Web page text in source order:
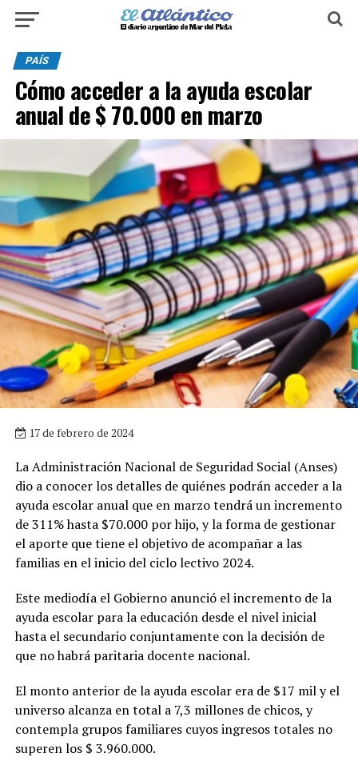
PAÍS
Cómo acceder a la ayuda escolar
anual de $ 70.000 en marzo
17 de febrero de 2024
La Administración Nacional de Seguridad Social (Anses)
dio a conocer los detalles de quiénes podrán acceder a la
ayuda escolar anual que en marzo tendrá un incremento
de 311% hasta $70.000 por hijo, y la forma de gestionar
el aporte que tiene el objetivo de acompañar a las
familias en el inicio del ciclo lectivo 2024.
Este mediodía el Gobierno anunció el incremento de la
ayuda escolar para la educación desde el nivel inicial
hasta el secundario conjuntamente con la decisión de
que no habrá paritaria docente nacional.
El monto anterior de la ayuda escolar era de $17 mil y el
universo alcanza en total a 7,3 millones de chicos, y
contempla grupos familiares cuyos ingresos totales no
superen los $ 3.960.000.